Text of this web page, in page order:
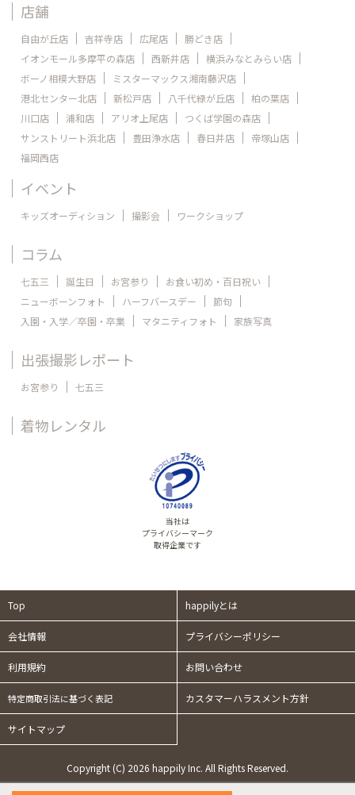
店舗
自由が丘店 吉祥寺店 広尾店
勝どき店
イオンモール多摩平の森店
西新井店
横浜みなとみらい店
ボーノ相模大野店
ミスターマックス湘南藤沢店
港北センター北店
新松戸店 八千代緑が丘店
柏の葉店
川口店
浦和店 アリオ上尾店
つくば学園の森店
サンストリート浜北店
豊田浄水店 春日井店
帝塚山店
福岡西店
イベント
キッズオーディション 撮影会 ワークショップ
コラム
七五三 誕生日 お宮参り
お食い初め・百日祝い
ニューボーンフォト
ハーフバースデー
節句
入園・入学／卒園・卒業
マタニティフォト 家族写真
出張撮影レポート
お宮参り 七五三
着物レンタル
当社は
プライバシーマーク
取得企業です
Top happilyとは
会社情報 プライバシーポリシー
利用規約 お問い合わせ
特定商取引法に基づく表記 カスタマーハラスメント方針
サイトマップ
Copyright (C) 2026 happily Inc. All Rights Reserved.